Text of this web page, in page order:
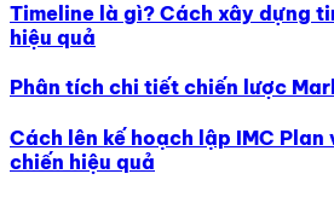
Timeline là gì? Cách xây dựng
hiệu quả
Phân tích chi tiết chiến lược
Cách lên kế hoạch lập IMC
chiến hiệu quả